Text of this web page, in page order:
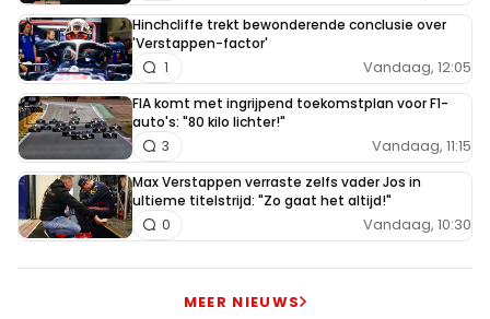
Hinchcliffe trekt bewonderende conclusie over
'Verstappen-factor'
Vandaag, 12:05
1
FIA komt met ingrijpend toekomstplan voor F1-
auto's: "80 kilo lichter!"
Vandaag, 11:15
3
Max Verstappen verraste zelfs vader Jos in
ultieme titelstrijd: "Zo gaat het altijd!"
Vandaag, 10:30
0
MEER NIEUWS